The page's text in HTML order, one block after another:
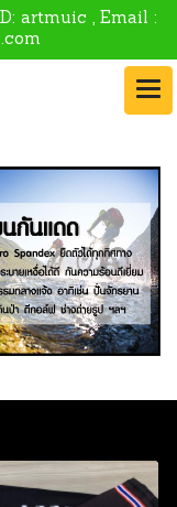
artmuic , Email :